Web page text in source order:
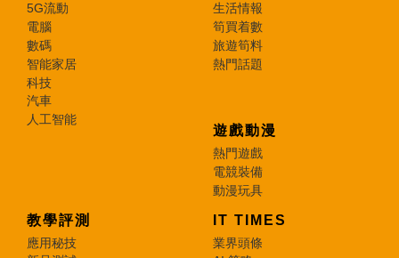
5G流動
電腦
數碼
智能家居
科技
汽車
人工智能
生活情報
筍買着數
旅遊筍料
熱門話題
遊戲動漫
熱門遊戲
電競裝備
動漫玩具
教學評測
應用秘技
IT TIMES
業界頭條